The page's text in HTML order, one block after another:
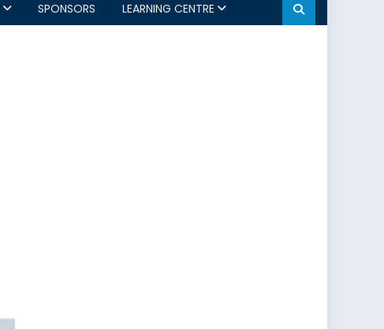
SPONSORS LEARNING CENTRE